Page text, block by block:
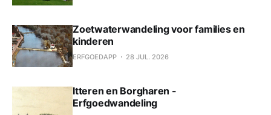
Zoetwaterwandeling voor families en
kinderen
ERFGOEDAPP 28 JUL. 2026
Itteren en Borgharen -
Erfgoedwandeling